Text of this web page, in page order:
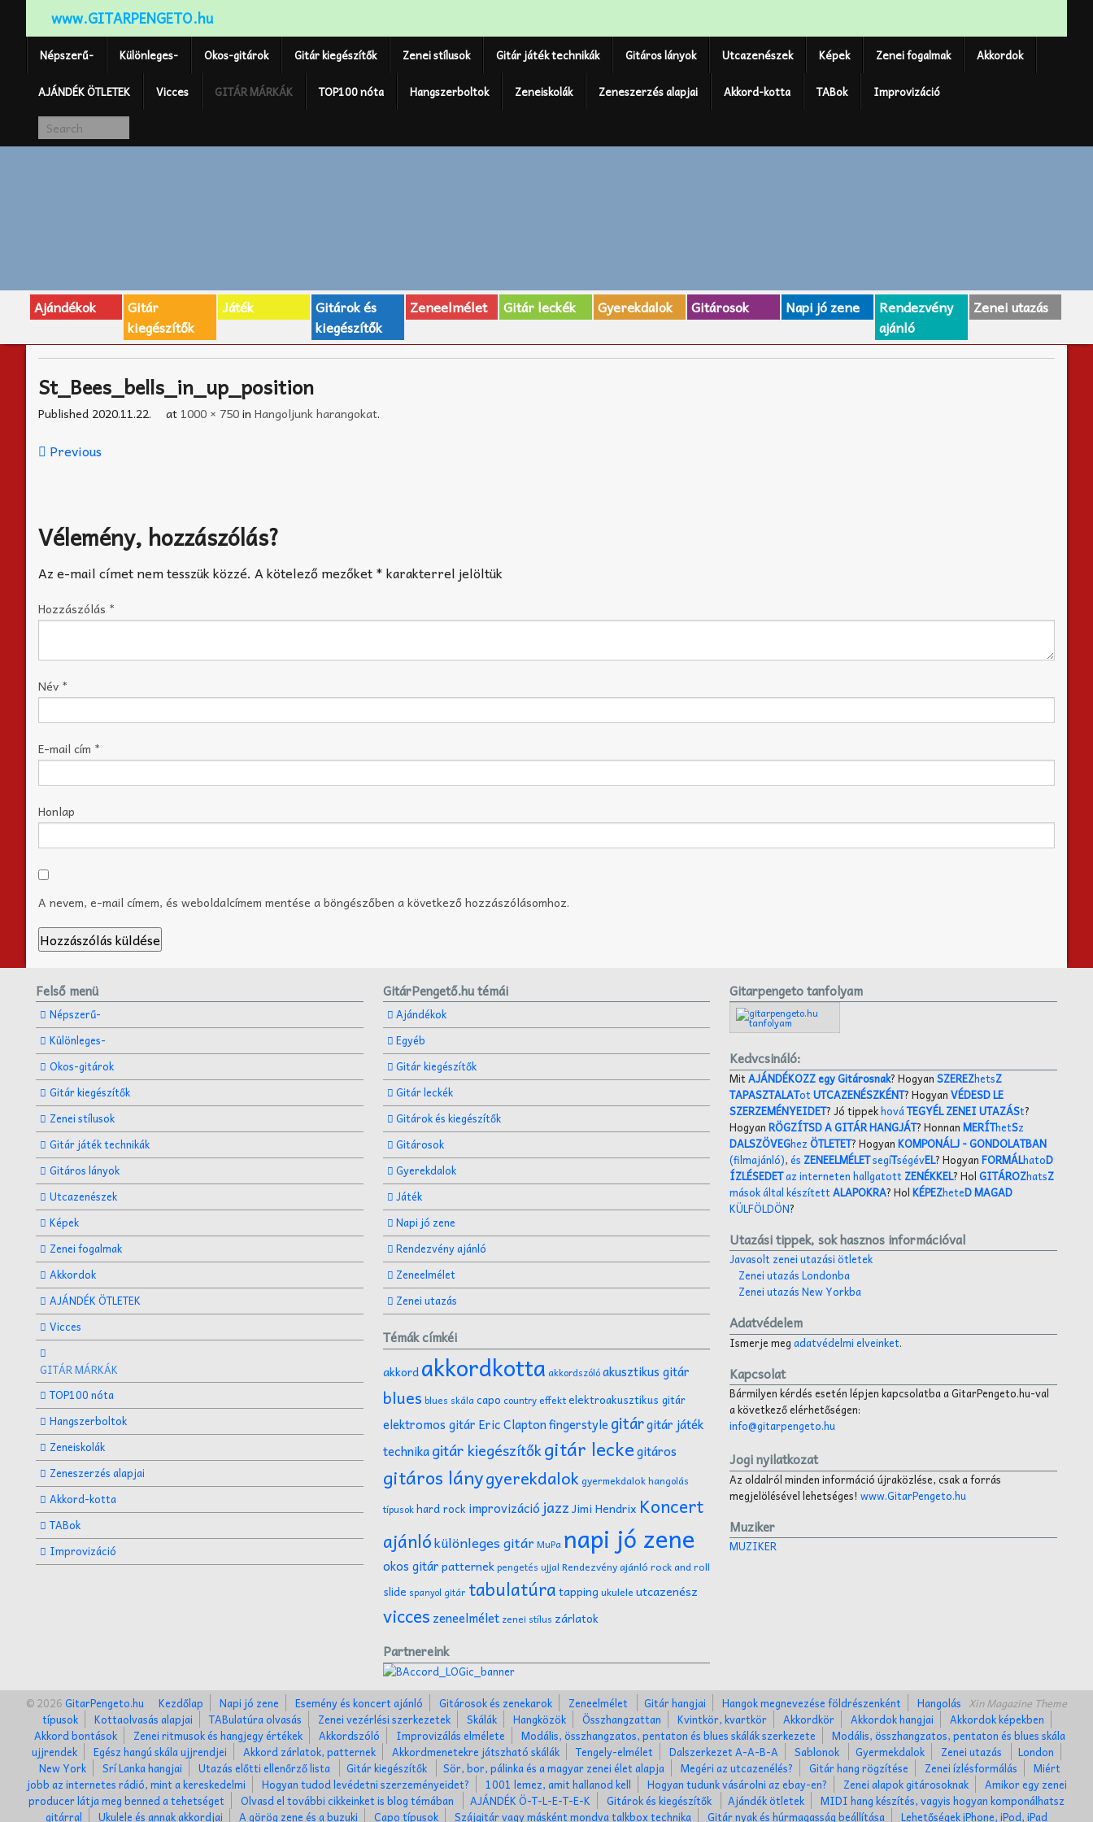
www.GITARPENGETO.hu
Népszerű- Különleges- Okos-gitárok Gitár kiegészítők Zenei stílusok Gitár játék technikák Gitáros lányok Utcazenészek Képek Zenei fogalmak Akkordok
AJÁNDÉK ÖTLETEK Vicces GITÁR MÁRKÁK TOP100 nóta Hangszerboltok Zeneiskolák Zeneszerzés alapjai Akkord-kotta TABok Improvizáció
Ajándékok
Gitár
kiegészítők
Játék
Gitárok és
kiegészítők
Zeneelmélet Gitár leckék Gyerekdalok Gitárosok Napi jó zene
Rendezvény
ajánló
Zenei utazás
St_Bees_bells_in_up_position
Published 2020.11.22. at 1000 × 750in Hangoljunk harangokat.
Previous
Vélemény, hozzászólás?
Az e-mail címet nem tesszük közzé. A kötelező mezőket*karakterrel jelöltük
Hozzászólás *
Név *
E-mail cím *
Honlap
A nevem, e-mail címem, és weboldalcímem mentése a böngészőben a következő hozzászólásomhoz.
Felső menü
Népszerű-
Különleges-
Okos-gitárok
Gitár kiegészítők
Zenei stílusok
Gitár játék technikák
Gitáros lányok
Utcazenészek
Képek
Zenei fogalmak
Akkordok
AJÁNDÉK ÖTLETEK
Vicces
GITÁR MÁRKÁK
TOP100 nóta
Hangszerboltok
Zeneiskolák
Zeneszerzés alapjai
Akkord-kotta
TABok
Improvizáció
GitárPengető.hu témái
Ajándékok
Egyéb
Gitár kiegészítők
Gitár leckék
Gitárok és kiegészítők
Gitárosok
Gyerekdalok
Játék
Napi jó zene
Rendezvény ajánló
Zeneelmélet
Zenei utazás
Témák címkéi
akkordakkordkotta akkordszólóakusztikus gitár
blues blues skálacapo country effektelektroakusztikus gitár
elektromos gitár Eric Claptonfingerstyle gitárgitár játék
technikagitár kiegészítőkgitár leckegitáros
gitáros lánygyerekdalokgyermekdalokhangolás
típusokhard rock improvizáció jazzJimi Hendrix Koncert
ajánlókülönleges gitár MuPa napi jó zene
okos gitárpatternekpengetés ujjal Rendezvény ajánló rock and roll
slide spanyol gitár tabulatúratapping ukulele utcazenész
vicces zeneelmélet zenei stílus zárlatok
Partnereink
Gitarpengeto tanfolyam
Kedvcsináló:
MitAJÁNDÉKOZZ egy Gitárosnak? HogyanSZEREZhetsZ
TAPASZTALATotUTCAZENÉSZKÉNT? HogyanVÉDESD LE
SZERZEMÉNYEIDET? Jó tippekhováTEGYÉL ZENEI UTAZÁSt?
HogyanRÖGZÍTSD A GITÁR HANGJÁT? HonnanMERÍThetSz
DALSZÖVEGhezÖTLETET? HogyanKOMPONÁLJ- GONDOLATBAN
(filmajánló),és ZENEELMÉLETsegíTségévEL? HogyanFORMÁLhatoD
ÍZLÉSEDETaz interneten hallgatott ZENÉKKEL? HolGITÁROZhatsZ
mások által készítettALAPOKRA? HolKÉPEZheteD MAGAD
KÜLFÖLDÖN?
Utazási tippek, sok hasznos információval
Javasolt zenei utazási ötletek
Zenei utazás Londonba
Zenei utazás New Yorkba
Adatvédelem
Ismerje megadatvédelmi elveinket.
Kapcsolat
Bármilyen kérdés esetén lépjen kapcsolatba a GitarPengeto.hu-val
a következő elérhetőségen:
info@gitarpengeto.hu
Jogi nyilatkozat
Az oldalról minden információ újraközlése, csak a forrás
megjelölésével lehetséges!www.GitarPengeto.hu
Muziker
MUZIKER
© 2026GitarPengeto.hu Xin Magazine Theme
Kezdőlap Napi jó zene Esemény és koncert ajánló Gitárosok és zenekarok Zeneelmélet Gitár hangjai Hangok megnevezése földrészenként
Hangolás
típusok
Kottaolvasás alapjai TABulatúra olvasás Zenei vezérlési szerkezetek Skálák Hangközök Összhangzattan Kvintkör, kvartkör Akkordkör Akkordok hangjai
Akkordok képekben
Akkord bontások
Zenei ritmusok és hangjegy értékek Akkordszóló Improvizálás elmélete Modális, összhangzatos, pentaton és blues skálák szerkezete
Modális, összhangzatos, pentaton és blues skála
ujjrendek
Egész hangú skála ujjrendjei Akkord zárlatok, patternek Akkordmenetekre játszható skálák Tengely-elmélet Dalszerkezet A-A-B-A Sablonok Gyermekdalok Zenei utazás
London
New York
Srí Lanka hangjai Utazás előtti ellenőrző lista Gitár kiegészítők Sör, bor, pálinka és a magyar zenei élet alapja Megéri az utcazenélés? Gitár hang rögzítése Zenei ízlésformálás
Miért
jobb az internetes rádió, mint a kereskedelmi
Hogyan tudod levédetni szerzeményeidet? 1001 lemez, amit hallanod kell Hogyan tudunk vásárolni az ebay-en? Zenei alapok gitárosoknak
Amikor egy zenei
producer látja meg benned a tehetséget
Olvasd el további cikkeinket is blog témában AJÁNDÉK Ö-T-L-E-T-E-K Gitárok és kiegészítők Ajándék ötletek
MIDI hang készítés, vagyis hogyan komponálhatsz
gitárral
Ukulele és annak akkordjai A görög zene és a buzuki Capo típusok Szájgitár vagy másként mondva talkbox technika Gitár nyak és húrmagasság beállítása Lehetőségek iPhone, iPod, iPad